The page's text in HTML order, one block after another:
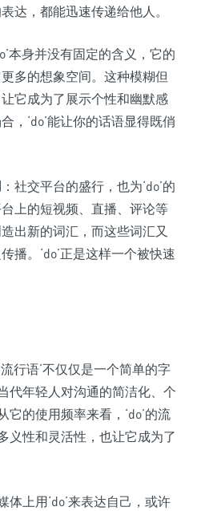
达，都能迅速传递给他人。
本身并没有固定的含义，它的
多的想象空间。这种模糊但
它成为了展示个性和幽默感
，‘do’能让你的话语显得既俏
：社交平台的盛行，也为‘do’的
上的短视频、直播、评论等
出新的词汇，而这些词汇又
播。‘do’正是这样一个被快速
行语’不仅仅是一个简单的字
代年轻人对沟通的简洁化、个
的使用频率来看，‘do’的流
义性和灵活性，也让它成为了
上用‘do’来表达自己，或许